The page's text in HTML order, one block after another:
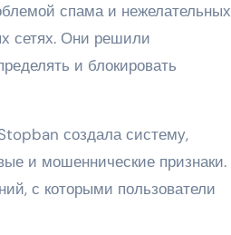
спама и нежелательных
сетях. Они решили
и блокировать
создала систему,
и мошеннические признаки.
с которыми пользователи